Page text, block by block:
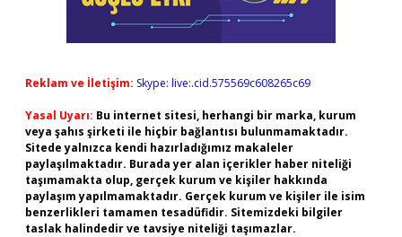
Reklam ve İletişim: Skype: live:.cid.575569c608265c69
Yasal Uyarı: Bu internet sitesi, herhangi bir marka, kurum
veya şahıs şirketi ile hiçbir bağlantısı bulunmamaktadır.
Sitede yalnızca kendi hazırladığımız makaleler
paylaşılmaktadır. Burada yer alan içerikler haber niteliği
taşımamakta olup, gerçek kurum ve kişiler hakkında
paylaşım yapılmamaktadır. Gerçek kurum ve kişiler ile isim
benzerlikleri tamamen tesadüfidir. Sitemizdeki bilgiler
taslak halindedir ve tavsiye niteliği taşımazlar.